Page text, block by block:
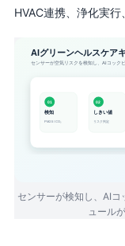
HVAC連携、浄化実行
センサーが検知し、AI
ュール